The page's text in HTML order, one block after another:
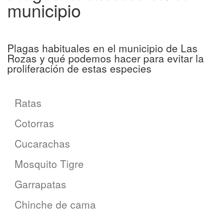
municipio
Plagas habituales en el municipio de Las
Rozas y qué podemos hacer para evitar la
proliferación de estas especies
Ratas
Cotorras
Cucarachas
Mosquito Tigre
Garrapatas
Chinche de cama